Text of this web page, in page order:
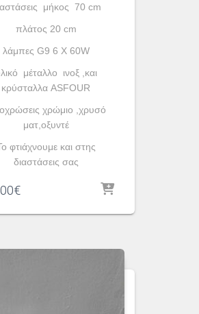
μήκος 70 cm
πλάτος 20 cm
λάμπες G9 6 X 60W
μέταλλο ινοξ ,και
κρύσταλλα ASFOUR
χρώμιο ,χρυσό
ματ,οξυντέ
φτιάχνουμε και στης
διαστάσεις σας
€